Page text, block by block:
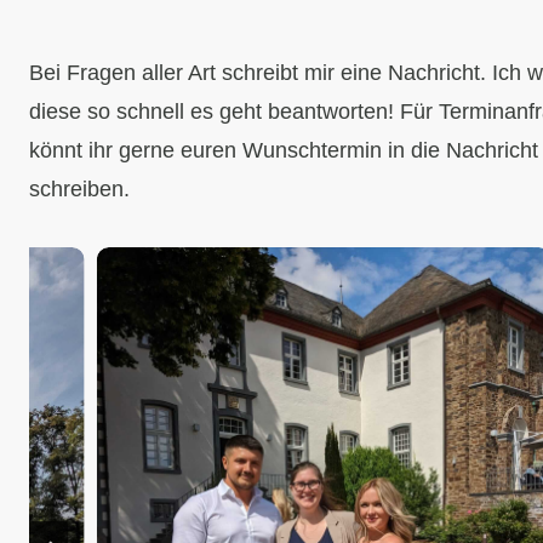
Bei Fragen aller Art schreibt mir eine Nachricht. Ich
diese so schnell es geht beantworten! Für
könnt ihr gerne euren Wunschtermin in die Nachricht
schreiben.